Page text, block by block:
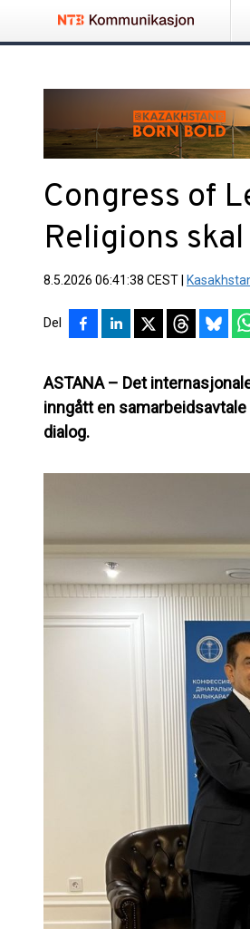
Congress of
Religions
8.5.2026 06:41:38 CEST
Del
ASTANA – Det
inngått en
dialog.